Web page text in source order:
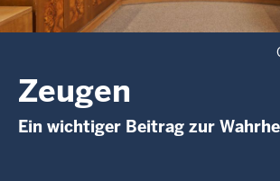
Zeugen
Ein wichtiger Beitrag zur